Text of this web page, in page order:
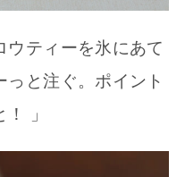
ウティーを氷にあて
と注ぐ。ポイント
」